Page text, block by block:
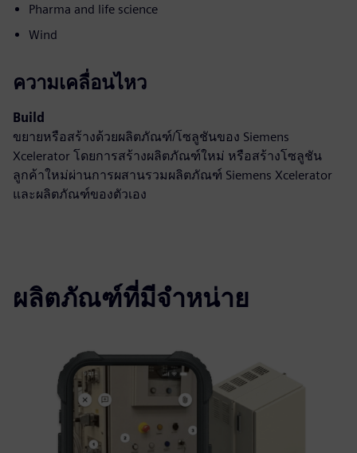
Pharma and life science
Wind
ความเคลื่อนไหว
Build
ขยายหรือสร้างด้วยผลิตภัณฑ์/โซลูชันของ Siemens
Xcelerator โดยการสร้างผลิตภัณฑ์ใหม่ หรือสร้างโซลูชัน
ลูกค้าใหม่ผ่านการผสานรวมผลิตภัณฑ์ Siemens Xcelerator
และผลิตภัณฑ์ของตัวเอง
ผลิตภัณฑ์ที่มีจำหน่าย